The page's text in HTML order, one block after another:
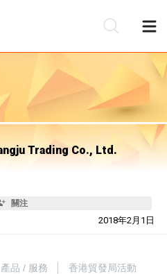
Trading Co., Ltd.
關注
2018年2月1日
產品 / 服務 香港貿發局活動